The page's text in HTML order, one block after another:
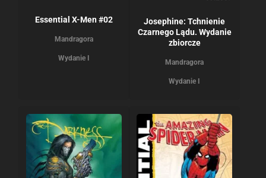
Essential X-Men #02
Mandragora
Wydanie I
Josephine: Tchnienie
Czarnego Lądu. Wydanie
zbiorcze
Mandragora
Wydanie I